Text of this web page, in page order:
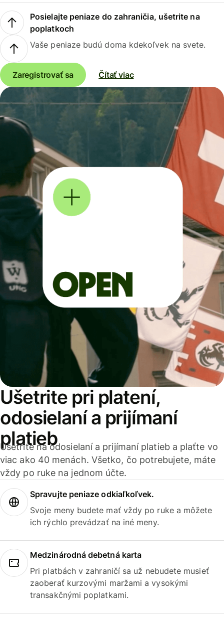
Posielajte peniaze do zahraničia, ušetrite na
poplatkoch
Vaše peniaze budú doma kdekoľvek na svete.
Zaregistrovať sa Čítať viac
Ušetrite pri platení,
odosielaní a prijímaní
platieb
Ušetrite na odosielaní a prijímaní platieb a plaťte vo
viac ako 40 menách. Všetko, čo potrebujete, máte
vždy po ruke na jednom účte.
Spravujte peniaze odkiaľkoľvek.
Svoje meny budete mať vždy po ruke a môžete
ich rýchlo prevádzať na iné meny.
Medzinárodná debetná karta
Pri platbách v zahraničí sa už nebudete musieť
zaoberať kurzovými maržami a vysokými
transakčnými poplatkami.